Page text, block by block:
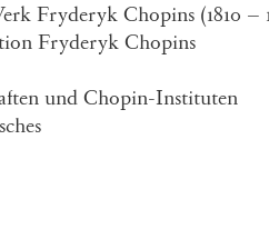
Fryderyk Chopins (1810 –
Fryderyk Chopins
und Chopin-Instituten